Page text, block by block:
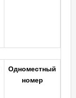
Одноместный
номер